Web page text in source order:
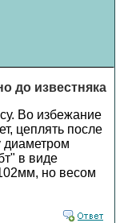
до известняка
Во избежание
цеплять после
диаметром
в виде
но весом